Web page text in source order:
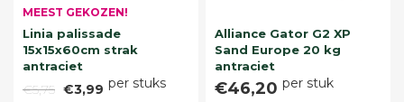
MEEST GEKOZEN!
Linia palissade
15x15x60cm strak
antraciet
€5,75 €3,99 per stuks
Alliance Gator G2 XP
Sand Europe 20 kg
antraciet
€46,20 per stuk